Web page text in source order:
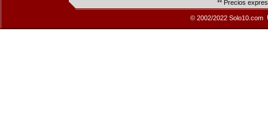
** Precios
© 2002/2022 Solo10.com